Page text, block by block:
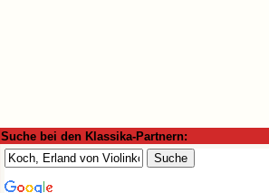
Suche bei den Klassika-Partnern: